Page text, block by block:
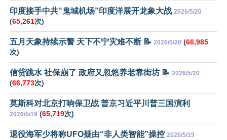
印度接手中共“鬼城机场”印度洋展开龙象大战 2026/5/20
(65,261次)
五月天象持续示警 天下不宁灾难不断 📝 2026/5/20 (66,985
次)
信贷跳水 社保崩了 政府又忽悠养老靠街坊 📝 2026/5/20
(66,773次)
莫斯科对北京打响保卫战 普京习近平川普三国演利
2026/5/19 (65,719次)
退役海军少将称UFO疑由“非人类智能”操控 2026/5/19